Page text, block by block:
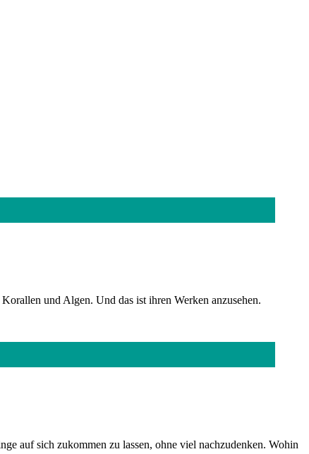
und Algen. Und das ist ihren Werken anzusehen.
auf sich zukommen zu lassen, ohne viel nachzudenken. Wohin